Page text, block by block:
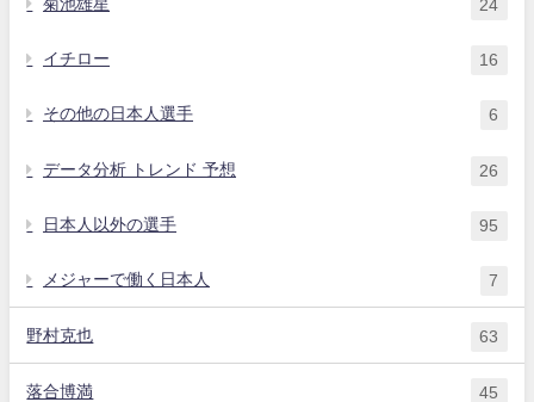
菊池雄星 24
イチロー 16
その他の日本人選手 6
データ分析 トレンド 予想 26
日本人以外の選手 95
メジャーで働く日本人 7
野村克也 63
落合博満 45